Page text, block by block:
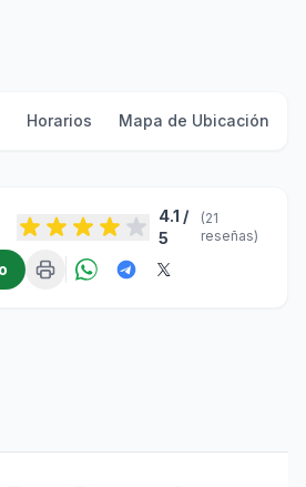
Horarios Mapa de Ubicación
4.1 /
5
(21
reseñas)